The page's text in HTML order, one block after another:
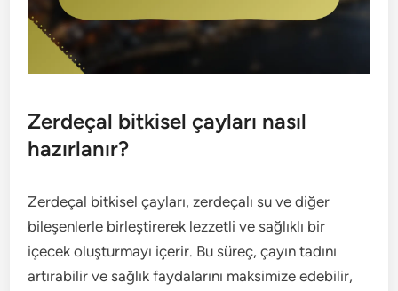
Zerdeçal bitkisel çayları nasıl
hazırlanır?
Zerdeçal bitkisel çayları, zerdeçalı su ve diğer
bileşenlerle birleştirerek lezzetli ve sağlıklı bir
içecek oluşturmayı içerir. Bu süreç, çayın tadını
artırabilir ve sağlık faydalarını maksimize edebilir,